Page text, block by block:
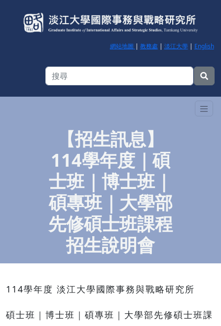
網站地圖 | 教務處 | 淡江大學| English
【招生訊息】
114學年度｜碩
士班｜博士班｜
碩專班｜大學部
先修碩士班課程
招生說明會
114學年度 淡江大學國際事務與戰略研究所
碩士班｜博士班｜碩專班｜大學部先修碩士班課